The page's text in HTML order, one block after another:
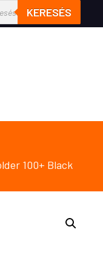
KERESÉS
100+ Black